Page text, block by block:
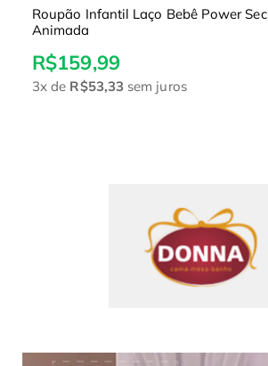
Roupão Infantil Laço Bebê Power Sec
Animada
R$159,99
3x de R$53,33 sem juros